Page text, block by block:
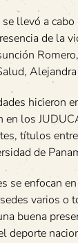
llevó a
de la
hicieron
en los
títulos
de
se enfocan
varios o
buena
deporte